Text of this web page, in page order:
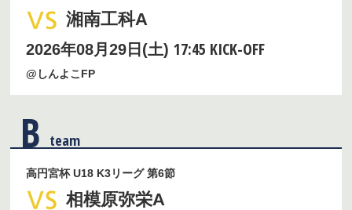
湘南工科A
2026年08月29日(土)17:45 KICK-OFF
@しんよこFP
B team
高円宮杯 U18 K3リーグ 第6節
相模原弥栄A